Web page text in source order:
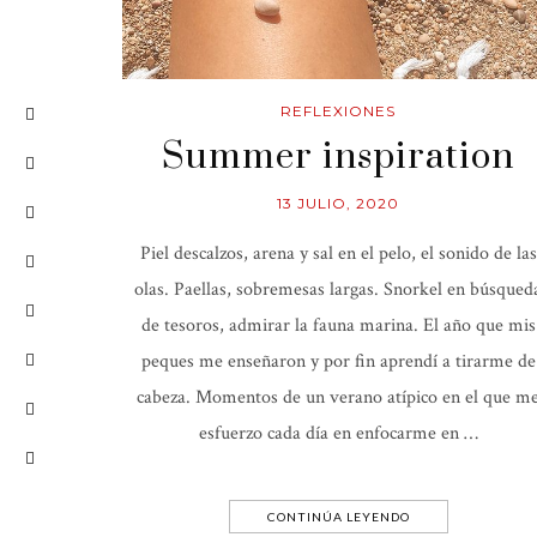
REFLEXIONES
Summer inspiration
13 JULIO, 2020
Piel descalzos, arena y sal en el pelo, el sonido de las
olas. Paellas, sobremesas largas. Snorkel en
de tesoros, admirar la fauna marina. El año que mis
peques me enseñaron y por fin aprendí a tirarme de
cabeza. Momentos de un verano atípico en el que
esfuerzo cada día en enfocarme en …
CONTINÚA LEYENDO